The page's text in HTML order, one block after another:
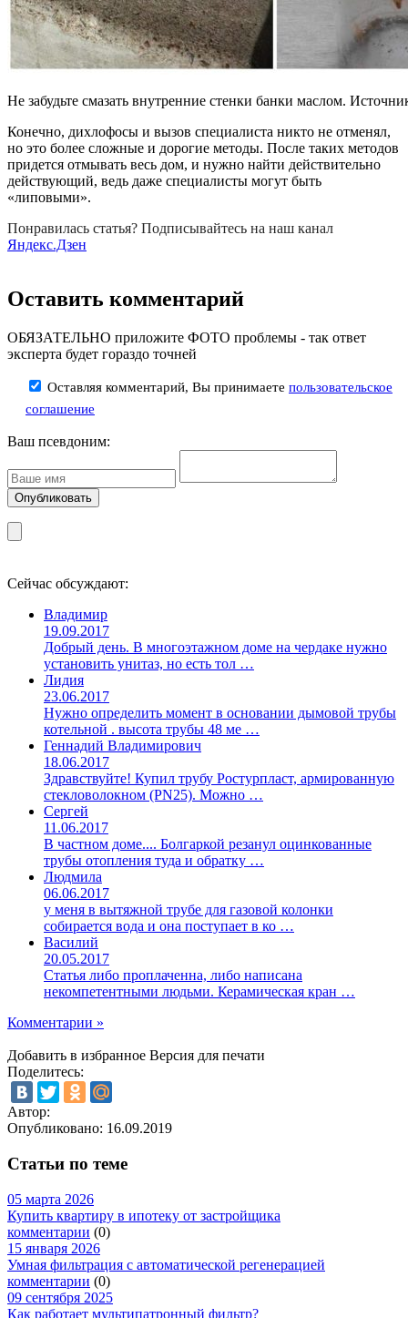
Не забудьте смазать внутренние стенки банки маслом.
Конечно, дихлофосы и вызов специалиста никто не отменял,
но это более сложные и дорогие методы. После таких методов
придется отмывать весь дом, и нужно найти действительно
действующий, ведь даже специалисты могут быть
«липовыми».
Понравилась статья? Подписывайтесь на наш канал
Яндекс.Дзен
Оставить комментарий
ОБЯЗАТЕЛЬНО приложите ФОТО проблемы - так ответ
эксперта будет гораздо точней
Оставляя комментарий, Вы принимаете пользовательское
соглашение
Ваш псевдоним:
Сейчас обсуждают:
Владимир
19.09.2017
Добрый день. В многоэтажном доме на чердаке нужно
установить унитаз, но есть тол …
Лидия
23.06.2017
Нужно определить момент в основании дымовой трубы
котельной . высота трубы 48 ме …
Геннадий Владимирович
18.06.2017
Здравствуйте! Купил трубу Ростурпласт, армированную
стекловолокном (PN25). Можно …
Сергей
11.06.2017
В частном доме.... Болгаркой резанул оцинкованные
трубы отопления туда и обратку …
Людмила
06.06.2017
у меня в вытяжной трубе для газовой колонки
собирается вода и она поступает в ко …
Василий
20.05.2017
Статья либо проплаченна, либо написана
некомпетентными людьми. Керамическая кран …
Комментарии »
Добавить в избранное Версия для печати
Поделитесь:
Автор:
Опубликовано: 16.09.2019
Статьи по теме
05 марта 2026
Купить квартиру в ипотеку от застройщика
комментарии (0)
15 января 2026
Умная фильтрация с автоматической регенерацией
комментарии (0)
09 сентября 2025
Как работает мультипатронный фильтр?